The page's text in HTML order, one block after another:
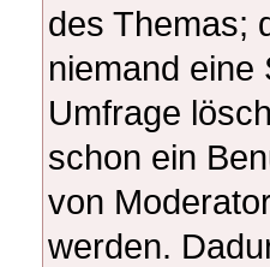
des Themas;
niemand eine
Umfrage
schon ein
von
werden.